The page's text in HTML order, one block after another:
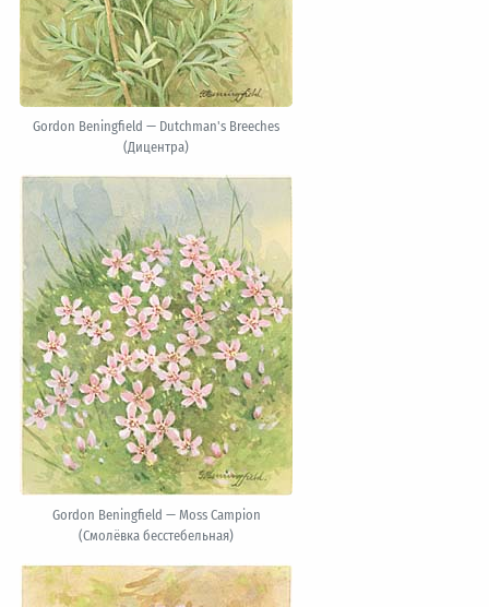
Gordon Beningfield — Dutchman's Breeches
(Дицентра)
Gordon Beningfield — Moss Campion
(Смолёвка бесстебельная)